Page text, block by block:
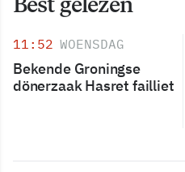
11:52 WOENSDAG
Bekende Groningse
dönerzaak Hasret failliet